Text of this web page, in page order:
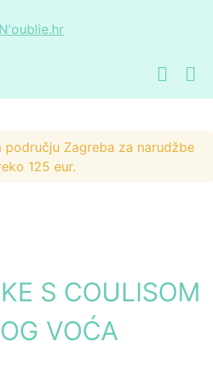
području Zagreba za narudžbe
125 eur.
S COULISOM
VOĆA